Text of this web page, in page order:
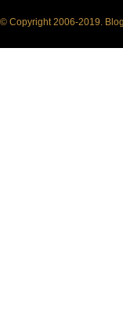
© Copyright 2006-2019.